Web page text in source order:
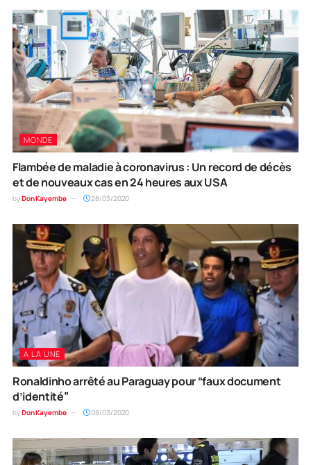
MONDE
Flambée de maladie à coronavirus : Un record de décès
et de nouveaux cas en 24 heures aux USA
byDon Kayembe 28/03/2020
A LA UNE
Ronaldinho arrêté au Paraguay pour “faux document
d’identité”
byDon Kayembe 08/03/2020